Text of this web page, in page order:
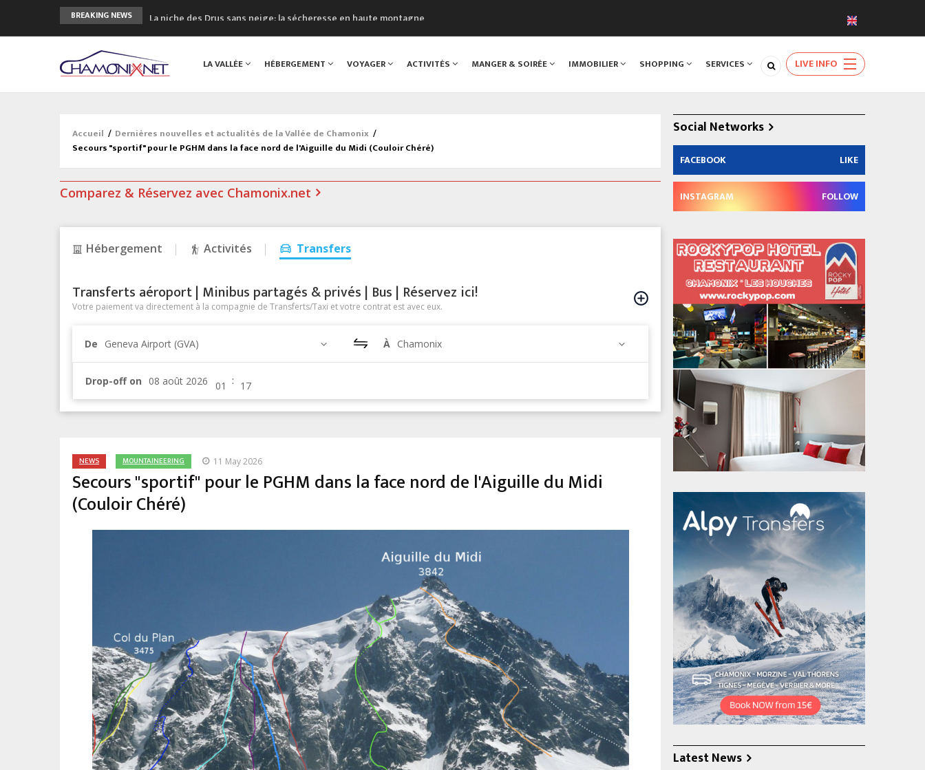
BREAKING NEWS
La niche des Drus sans neige: la sécheresse en haute montagne
Craft ouvre un nouveau magasin de course à pied à Chamonix
3eme Chamonix Vallée Classics Festival
LA VALLÉE HÉBERGEMENT VOYAGER ACTIVITÉS MANGER & SOIRÉE IMMOBILIER SHOPPING SERVICES LIVE INFO
Accueil / Dernières nouvelles et actualités de la Vallée de Chamonix /
Secours "sportif" pour le PGHM dans la face nord de l'Aiguille du Midi (Couloir Chéré)
Comparez & Réservez avec Chamonix.net
Hébergement Activités Transfers
Transferts aéroport | Minibus partagés & privés | Bus | Réservez ici!
Votre paiement va directement à la compagnie de Transferts/Taxi et votre contrat est avec eux.
De Geneva Airport (GVA) À Chamonix
Drop-off on :
NEWS MOUNTAINEERING 11 May 2026
Secours "sportif" pour le PGHM dans la face nord de l'Aiguille du Midi
(Couloir Chéré)
Social Networks
FACEBOOK LIKE
INSTAGRAM FOLLOW
Latest News